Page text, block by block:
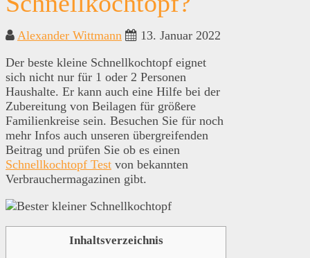
Alexander Wittmann
13. Januar 2022
Der beste kleine Schnellkochtopf eignet
sich nicht nur für 1 oder 2 Personen
Haushalte. Er kann auch eine Hilfe bei der
Zubereitung von Beilagen für größere
Familienkreise sein. Besuchen Sie für noch
mehr Infos auch unseren übergreifenden
Beitrag und prüfen Sie ob es einen
Schnellkochtopf Test von bekannten
Verbrauchermagazinen gibt.
Inhaltsverzeichnis